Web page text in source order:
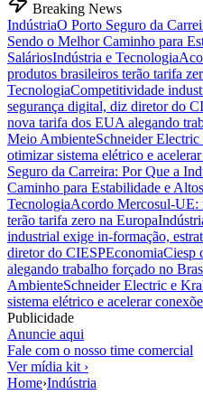
Breaking News
IndústriaO Porto Seguro da
Sendo o Melhor Caminho para
SaláriosIndústria e Tecnologia
produtos brasileiros terão tarifa
TecnologiaCompetitividade
segurança digital, diz diretor do
nova tarifa dos EUA alegando
Meio AmbienteSchneider
otimizar sistema elétrico e
Seguro da Carreira: Por Que a
Caminho para Estabilidade e
TecnologiaAcordo Mercosul-UE:
terão tarifa zero na Europa
industrial exige in-formação,
diretor do CIESPEconomiaCiesp
alegando trabalho forçado no
AmbienteSchneider Electric e
sistema elétrico e acelerar
Publicidade
Anuncie aqui
Fale com o nosso time comercial
Ver mídia kit ›
Home›Indústria